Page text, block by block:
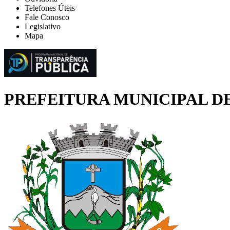
Telefones Úteis
Fale Conosco
Legislativo
Mapa
PREFEITURA MUNICIPAL